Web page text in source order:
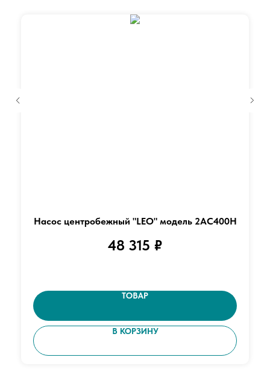
Насос центробежный "LEO" модель 2AC400H
48 315 ₽
ТОВАР
В КОРЗИНУ